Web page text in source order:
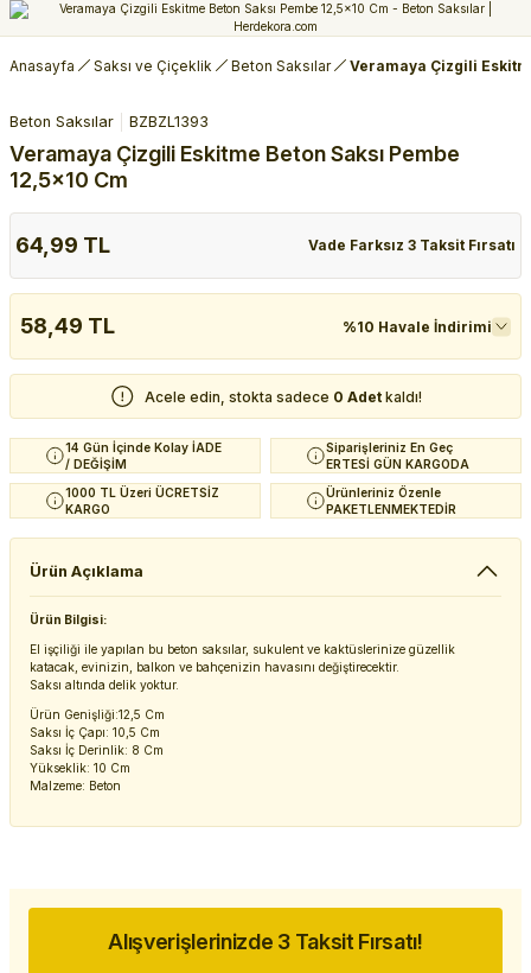
Anasayfa Saksı ve Çiçeklik Beton Saksılar Veramaya Çizgili
Beton Saksılar BZBZL1393
Veramaya Çizgili Eskitme Beton Saksı Pembe
12,5x10 Cm
64,99 TL Vade Farksız 3 Taksit Fırsatı
58,49 TL %10 Havale İndirimi
Acele edin, stokta sadece 0 Adet kaldı!
14 Gün İçinde Kolay İADE
/ DEĞİŞİM
Siparişleriniz En Geç
ERTESİ GÜN KARGODA
1000 TL Üzeri ÜCRETSİZ
KARGO
Ürünleriniz Özenle
PAKETLENMEKTEDİR
Ürün Açıklama
Ürün Bilgisi:
El işçiliği ile yapılan bu beton saksılar, sukulent ve kaktüslerinize güzellik
katacak, evinizin, balkon ve bahçenizin havasını değiştirecektir.
Saksı altında delik yoktur.
Ürün Genişliği:12,5 Cm
Saksı İç Çapı: 10,5 Cm
Saksı İç Derinlik: 8 Cm
Yükseklik: 10 Cm
Malzeme: Beton
Alışverişlerinizde 3 Taksit Fırsatı!